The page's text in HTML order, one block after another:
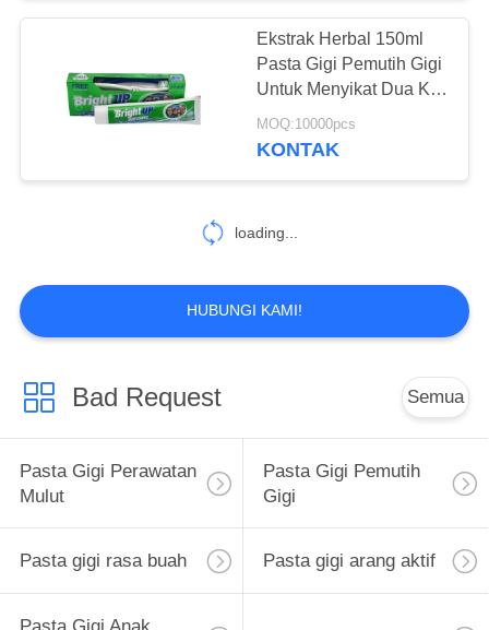
Tablet Pemutih Gigi
Perawatan Mulut
25
Sikat Gigi
Perawatan Mulut
88
Minyak Minyak Minyak
Ekstrak Herbal 150ml
Pasta Gigi Pemutih Gigi
Untuk Menyikat Dua Kali
Sehari
MOQ:10000pcs
KONTAK
loading...
HUBUNGI KAMI!
Bad Request Semua
Pasta Gigi Perawatan
Mulut
Pasta Gigi Pemutih
Gigi
Pasta gigi rasa buah Pasta gigi arang aktif